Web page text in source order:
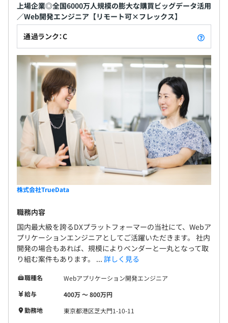
上場企業◎全国6000万人規模の膨大な購買ビッグデータ活用
／Web開発エンジニア【リモート可×フレックス】
通過ランク：C
株式会社TrueData
職務内容
国内最大級を誇るDXプラットフォーマーの当社にて、Webア
プリケーションエンジニアとしてご活躍いただきます。 社内
開発の場合もあれば、規模によりベンダーと一丸となって取
り組む案件もあります。 ... 詳しく見る
職種名
Webアプリケーション開発エンジニア
給与
400万 〜 800万円
勤務地
東京都港区芝大門1-10-11